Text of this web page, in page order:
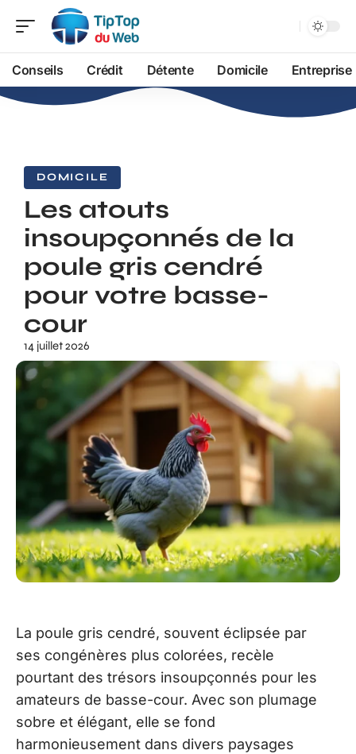
Conseils Crédit Détente Domicile Entreprise
DOMICILE
Les atouts
insoupçonnés de la
poule gris cendré
pour votre basse-
cour
14 juillet 2026
La poule gris cendré, souvent éclipsée par
ses congénères plus colorées, recèle
pourtant des trésors insoupçonnés pour les
amateurs de basse-cour. Avec son plumage
sobre et élégant, elle se fond
harmonieusement dans divers paysages